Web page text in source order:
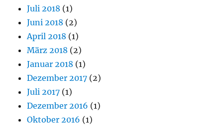
Juli 2018 (1)
Juni 2018 (2)
April 2018 (1)
März 2018 (2)
Januar 2018 (1)
Dezember 2017 (2)
Juli 2017 (1)
Dezember 2016 (1)
Oktober 2016 (1)